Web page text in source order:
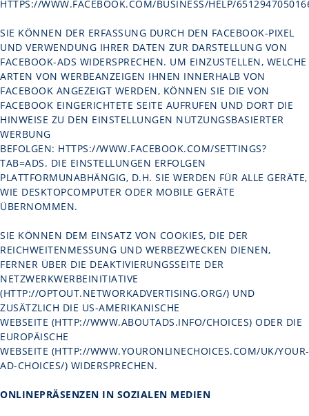
HTTPS://WWW.FACEBOOK.COM/BUSINESS/HELP/
SIE KÖNNEN DER ERFASSUNG DURCH DEN FACEBOOK-PIXEL
UND VERWENDUNG IHRER DATEN ZUR DARSTELLUNG VON
FACEBOOK-ADS WIDERSPRECHEN. UM EINZUSTELLEN, WELCHE
ARTEN VON WERBEANZEIGEN IHNEN INNERHALB VON
FACEBOOK ANGEZEIGT WERDEN, KÖNNEN SIE DIE VON
FACEBOOK EINGERICHTETE SEITE AUFRUFEN UND DORT DIE
HINWEISE ZU DEN EINSTELLUNGEN NUTZUNGSBASIERTER
WERBUNG
BEFOLGEN: HTTPS://WWW.FACEBOOK.COM/SETTINGS?
TAB=ADS. DIE EINSTELLUNGEN ERFOLGEN
PLATTFORMUNABHÄNGIG, D.H. SIE WERDEN FÜR ALLE GERÄTE,
WIE DESKTOPCOMPUTER ODER MOBILE GERÄTE
ÜBERNOMMEN.
SIE KÖNNEN DEM EINSATZ VON COOKIES, DIE DER
REICHWEITENMESSUNG UND WERBEZWECKEN DIENEN,
FERNER ÜBER DIE DEAKTIVIERUNGSSEITE DER
NETZWERKWERBEINITIATIVE
(HTTP://OPTOUT.NETWORKADVERTISING.ORG/) UND
ZUSÄTZLICH DIE US-AMERIKANISCHE
WEBSEITE (HTTP://WWW.ABOUTADS.INFO/CHOICES) ODER DIE
EUROPÄISCHE
WEBSEITE (HTTP://WWW.YOURONLINECHOICES.COM/UK/YOUR-
AD-CHOICES/) WIDERSPRECHEN.
ONLINEPRÄSENZEN IN SOZIALEN MEDIEN